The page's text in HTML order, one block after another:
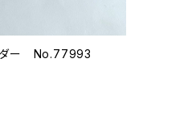
ダー No.77993